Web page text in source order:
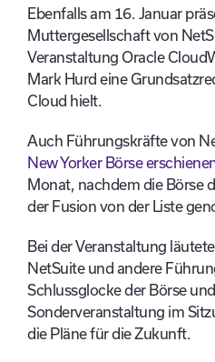
Ebenfalls am 16. Januar
Muttergesellschaft von
Veranstaltung Oracle
Mark Hurd eine
Cloud hielt.
Auch Führungskräfte von
New Yorker Börse
Monat, nachdem die Börse
der Fusion von der Liste
Bei der Veranstaltung
NetSuite und andere
Schlussglocke der Börse
Sonderveranstaltung im
die Pläne für die Zukunft.